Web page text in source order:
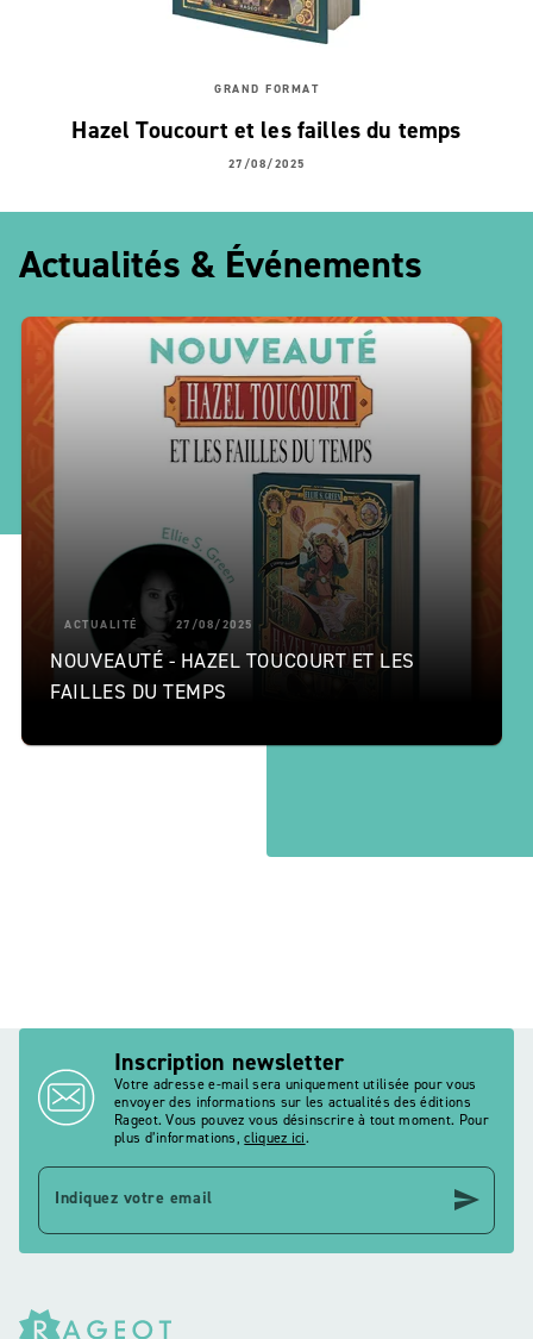
GRAND FORMAT
Hazel Toucourt et les failles du temps
27/08/2025
Actualités & Événements
ACTUALITÉ 27/08/2025
NOUVEAUTÉ - HAZEL TOUCOURT ET LES
FAILLES DU TEMPS
Inscription newsletter
Votre adresse e-mail sera uniquement utilisée pour vous
envoyer des informations sur les actualités des éditions
Rageot. Vous pouvez vous désinscrire à tout moment. Pour
plus d’informations,cliquez ici.
Indiquez votre email send